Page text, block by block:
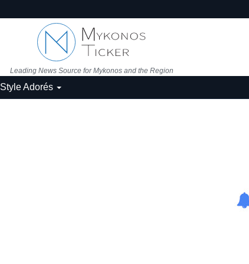
Leading News Source for Mykonos and the Region
Style Adorés